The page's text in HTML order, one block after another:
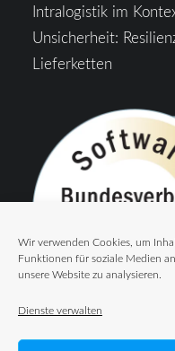
Wir verwenden Cookies, um
Funktionen für soziale Medien
unsere Website zu analysieren.
Dienste verwalten
Intralogistik im
Unsicherheit:
Lieferketten